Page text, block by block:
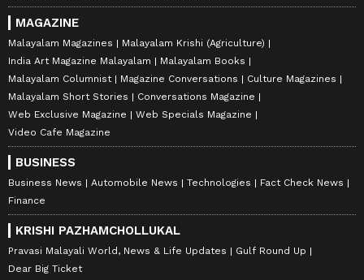
MAGAZINE
Malayalam Magazines
Malayalam Krishi (Agriculture)
India Art Magazine Malayalam
Malayalam Books
Malayalam Columnist
Magazine Conversations
Culture Magazines
Malayalam Short Stories
Conversations Magazine
Web Exclusive Magazine
Web Specials Magazine
Video Cafe Magazine
BUSINESS
Business News Automobile News Technologies
Fact Check News
Finance
KRISHI PAZHAMCHOLLUKAL
Pravasi Malayali World, News & Life Updates
Gulf Round Up
Dear Big Ticket